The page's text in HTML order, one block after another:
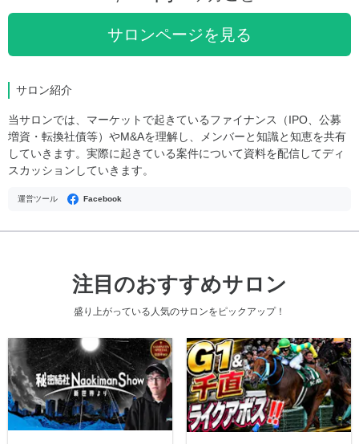
サロンページを見る
サロン紹介
当サロンでは、マーケットで起きているファイナンス（IPO、公募
増資・転換社債等）やM&Aを理解し、メンバーと知識と知恵を共有
していきます。実際に起きている案件について資料を配信してディ
スカッションしていきます。
運営ツール Facebook
注目のおすすめサロン
盛り上がっている人気のサロンをピックアップ！